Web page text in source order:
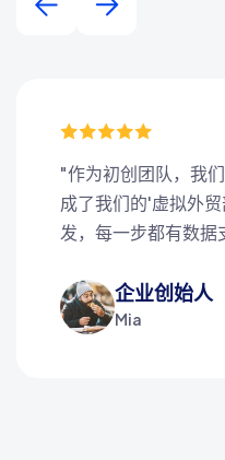
"作为初创团队，我
成了我们的'虚拟外
发，每一步都有数据
企业创始人
Mia